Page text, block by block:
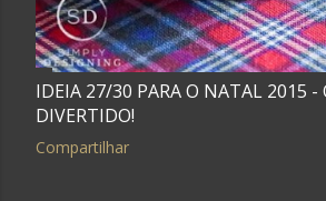
IDEIA 27/30 PARA O NATAL 2015 -
DIVERTIDO!
Compartilhar